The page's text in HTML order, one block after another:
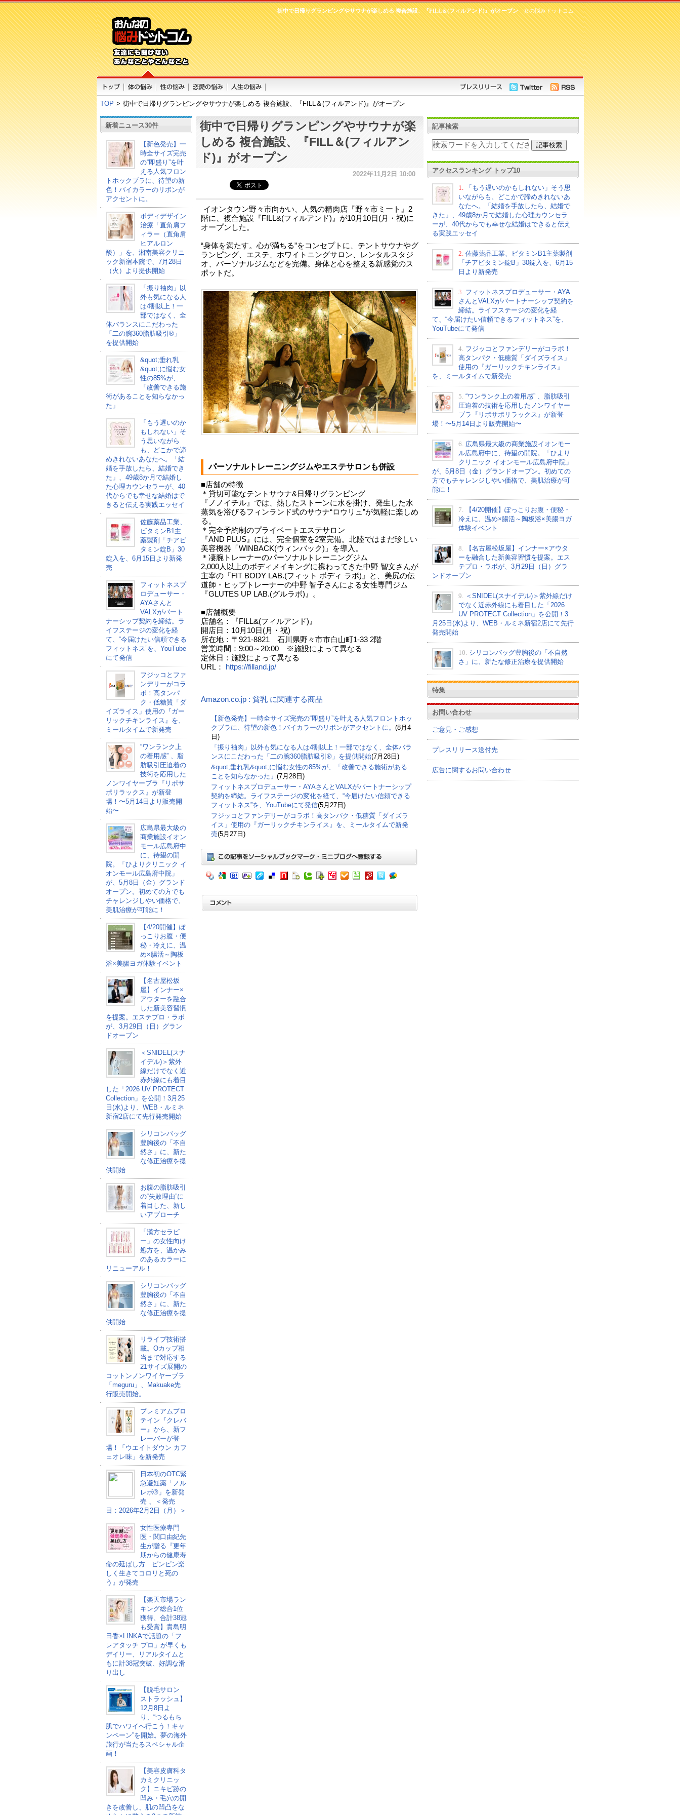
女の悩みドットコム
街中で日帰りグランピングやサウナが楽しめる 複合施設、『FILL＆(フィルアンド)』がオープン
TOP > 街中で日帰りグランピングやサウナが楽しめる 複合施設、『FILL＆(フィルアンド)』がオープン
新着ニュース30件
【新色発売】一
時全サイズ完売
の“即盛り”を叶
える人気フロン
トホックブラに、待望の新
色！バイカラーのリボンが
アクセントに。
ボディデザイン
治療「直角肩フ
ィラー（直角肩
ヒアルロン
酸）」を、湘南美容クリニ
ック新宿本院で、7月28日
（火）より提供開始
「振り袖肉」以
外も気になる人
は4割以上！一
部ではなく、全
体バランスにこだわった
「二の腕360脂肪吸引®」
を提供開始
&quot;垂れ乳
&quot;に悩む女
性の85%が、
「改善できる施
術があることを知らなかっ
た」
「もう遅いのか
もしれない」そ
う思いながら
も、どこかで諦
めきれないあなたへ。「結
婚を手放したら、結婚でき
た」、49歳8か月で結婚し
た心理カウンセラーが、40
代からでも幸せな結婚はで
きると伝える実践エッセイ
佐藤薬品工業、
ビタミンB1主
薬製剤「チアビ
タミン錠B」30
錠入を、6月15日より新発
売
フィットネスプ
ロデューサー・
AYAさんと
VALXがパート
ナーシップ契約を締結。ラ
イフステージの変化を経
て、“今届けたい信頼できる
フィットネス”を、YouTube
にて発信
フジッコとファ
ンデリーがコラ
ボ！高タンパ
ク・低糖質「ダ
イズライス」使用の『ガー
リックチキンライス』を、
ミールタイムで新発売
“ワンランク上
の着用感” 、脂
肪吸引圧迫着の
技術を応用した
ノンワイヤーブラ『リポサ
ポリラックス』が新登
場！〜5月14日より販売開
始〜
広島県最大級の
商業施設イオン
モール広島府中
に、待望の開
院。「ひよりクリニック イ
オンモール広島府中院」
が、5月8日（金）グランド
オープン。初めての方でも
チャレンジしやい価格で、
美肌治療が可能に！
【4/20開催】ぽ
っこりお腹・便
秘・冷えに、温
め×腸活～陶板
浴×美腸ヨガ体験イベント
【名古屋松坂
屋】インナー×
アウターを融合
した新美容習慣
を提案。エステプロ・ラボ
が、3月29日（日）グラン
ドオープン
＜SNIDEL(スナ
イデル)＞紫外
線だけでなく近
赤外線にも着目
した「2026 UV PROTECT
Collection」を公開！3月25
日(水)より、WEB・ルミネ
新宿2店にて先行発売開始
シリコンバッグ
豊胸後の「不自
然さ」に、新た
な修正治療を提
供開始
お腹の脂肪吸引
の“失敗理由”に
着目した、新し
いアプローチ
「漢方セラピ
ー」の女性向け
処方を、温かみ
のあるカラーに
リニューアル！
シリコンバッグ
豊胸後の「不自
然さ」に、新た
な修正治療を提
供開始
リライブ技術搭
載。Oカップ相
当まで対応する
21サイズ展開の
コットンノンワイヤーブラ
「meguru」、Makuake先
行販売開始。
プレミアムプロ
テイン『クレバ
ー』から、新フ
レーバーが登
場！「ウエイトダウン カフ
ェオレ味」を新発売
日本初のOTC緊
急避妊薬「ノル
レボ®」を新発
売 、＜発売
日：2026年2月2日（月）＞
女性医療専門
医・関口由紀先
生が贈る『更年
期からの健康寿
命の延ばし方 ピンピン楽
しく生きてコロリと死の
う』が発売
【楽天市場ラン
キング総合1位
獲得、合計38冠
も受賞】貴島明
日香×LINKAで話題の「フ
レアタッチ プロ」が早くも
デイリー、リアルタイムと
もに計38冠突破、好調な滑
り出し
【脱毛サロン
ストラッシュ】
12月8日よ
り、“つるもち
肌でハワイへ行こう！キャ
ンペーン”を開始。夢の海外
旅行が当たるスペシャル企
画！
【美容皮膚科タ
カミクリニッ
ク】ニキビ跡の
凹み・毛穴の開
きを改善し、肌の凹凸をな
街中で日帰りグランピングやサウナが楽
しめる 複合施設、『FILL＆(フィルアン
ド)』がオープン
2022年11月2日 10:00
イオンタウン野々市向かい、人気の精肉店『野々市ミート』2
階に、複合施設『FILL&(フィルアンド)』が10月10日(月・祝)に
オープンした。
“身体を満たす。心が満ちる”をコンセプトに、テントサウナやグ
ランピング、エステ、ホワイトニングサロン、レンタルスタジ
オ、パーソナルジムなどを完備。身体と心を整える新感覚のス
ポットだ。
パーソナルトレーニングジムやエステサロンも併設
■店舗の特徴
＊貸切可能なテントサウナ&日帰りグランピング
『ノノイチル』では、熱したストーンに水を掛け、発生した水
蒸気を浴びるフィンランド式のサウナ“ロウリュ”が気軽に楽しめ
る。
＊完全予約制のプライベートエステサロン
『AND PLUS』には、完全個室を2室完備。北陸ではまだ珍しい
美容機器「WINBACK(ウィンバック)」を導入。
＊凄腕トレーナーのパーソナルトレーニングジム
2,000人以上のボディメイキングに携わってきた中野 智文さんが
主宰の『FIT BODY LAB.(フィット ボディ ラボ)』と、美尻の伝
道師・ヒップトレーナーの中野 智子さんによる女性専門ジム
『GLUTES UP LAB.(グルラボ)』。
■店舗概要
店舗名：『FILL&(フィルアンド)』
開店日：10月10日(月・祝)
所在地：〒921-8821 石川県野々市市白山町1-33 2階
営業時間：9:00～20:00 ※施設によって異なる
定休日：施設によって異なる
URL： https://filland.jp/
Amazon.co.jp : 貧乳 に関連する商品
【新色発売】一時全サイズ完売の“即盛り”を叶える人気フロントホッ
クブラに、待望の新色！バイカラーのリボンがアクセントに。 (8月4
日)
「振り袖肉」以外も気になる人は4割以上！一部ではなく、全体バラ
ンスにこだわった「二の腕360脂肪吸引®」を提供開始(7月28日)
&quot;垂れ乳&quot;に悩む女性の85%が、「改善できる施術がある
ことを知らなかった」 (7月28日)
フィットネスプロデューサー・AYAさんとVALXがパートナーシップ
契約を締結。ライフステージの変化を経て、“今届けたい信頼できる
フィットネス”を、YouTubeにて発信(5月27日)
フジッコとファンデリーがコラボ！高タンパク・低糖質「ダイズラ
イス」使用の『ガーリックチキンライス』を、ミールタイムで新発
売(5月27日)
記事検索
アクセスランキング トップ10
1.
「もう遅いのかもしれない」そう思
いながらも、どこかで諦めきれないあ
なたへ。「結婚を手放したら、結婚で
きた」、49歳8か月で結婚した心理カウンセラ
ーが、40代からでも幸せな結婚はできると伝え
る実践エッセイ
2. 佐藤薬品工業、ビタミンB1主薬製剤
「チアビタミン錠B」30錠入を、6月15
日より新発売
3. フィットネスプロデューサー・AYA
さんとVALXがパートナーシップ契約を
締結。ライフステージの変化を経
て、“今届けたい信頼できるフィットネス”を、
YouTubeにて発信
4. フジッコとファンデリーがコラボ！
高タンパク・低糖質「ダイズライス」
使用の『ガーリックチキンライス』
を、ミールタイムで新発売
5. “ワンランク上の着用感” 、脂肪吸引
圧迫着の技術を応用したノンワイヤー
ブラ『リポサポリラックス』が新登
場！〜5月14日より販売開始〜
6. 広島県最大級の商業施設イオンモー
ル広島府中に、待望の開院。「ひより
クリニック イオンモール広島府中院」
が、5月8日（金）グランドオープン。初めての
方でもチャレンジしやい価格で、美肌治療が可
能に！
7.
【4/20開催】ぽっこりお腹・便秘・
冷えに、温め×腸活～陶板浴×美腸ヨガ
体験イベント
8.
【名古屋松坂屋】インナー×アウタ
ーを融合した新美容習慣を提案。エス
テプロ・ラボが、3月29日（日）グラ
ンドオープン
9.
＜SNIDEL(スナイデル)＞紫外線だけ
でなく近赤外線にも着目した「2026
UV PROTECT Collection」を公開！3
月25日(水)より、WEB・ルミネ新宿2店にて先行
発売開始
10. シリコンバッグ豊胸後の「不自然
さ」に、新たな修正治療を提供開始
特集
お問い合わせ
ご意見・ご感想
プレスリリース送付先
広告に関するお問い合わせ